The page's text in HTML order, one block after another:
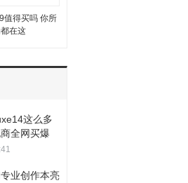
值得买吗 你所
在这
这么多
全网买爆
业创作本亮